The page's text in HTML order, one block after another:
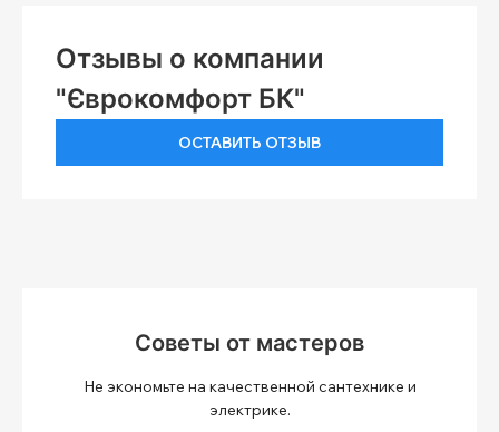
Отзывы о компании
"Єврокомфорт БК"
ОСТАВИТЬ ОТЗЫВ
Советы от мастеров
Не экономьте на качественной сантехнике и
электрике.